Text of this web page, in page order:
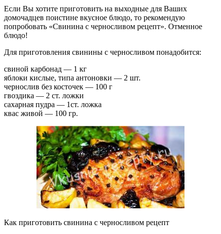
Если Вы хотите приготовить на выходные для Ваших
домочадцев поистине вкусное блюдо, то рекомендую
попробовать «Свинина с черносливом рецепт». Отменное
блюдо!
Для приготовления свинины с черносливом понадобится:
свиной карбонад — 1 кг
яблоки кислые, типа антоновки — 2 шт.
чернослив без косточек — 100 г
гвоздика — 2 ст. ложки
сахарная пудра — 1ст. ложка
квас живой — 100 гр.
Как приготовить свинина с черносливом рецепт